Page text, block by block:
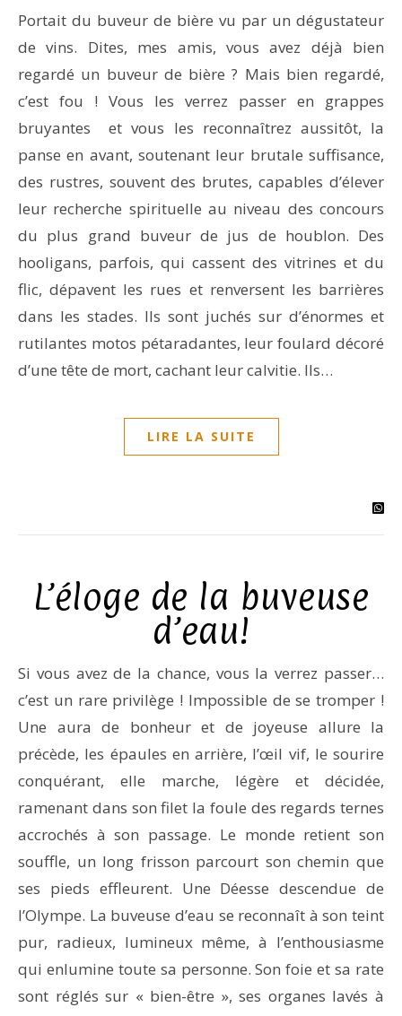
Portait du buveur de bière vu par un dégustateur
de vins. Dites, mes amis, vous avez déjà bien
regardé un buveur de bière ? Mais bien regardé,
c’est fou ! Vous les verrez passer en grappes
bruyantes et vous les reconnaîtrez aussitôt, la
panse en avant, soutenant leur brutale suffisance,
des rustres, souvent des brutes, capables d’élever
leur recherche spirituelle au niveau des concours
du plus grand buveur de jus de houblon. Des
hooligans, parfois, qui cassent des vitrines et du
flic, dépavent les rues et renversent les barrières
dans les stades. Ils sont juchés sur d’énormes et
rutilantes motos pétaradantes, leur foulard décoré
d’une tête de mort, cachant leur calvitie. Ils…
LIRE LA SUITE
L’éloge de la buveuse
d’eau!
Si vous avez de la chance, vous la verrez passer…
c’est un rare privilège ! Impossible de se tromper !
Une aura de bonheur et de joyeuse allure la
précède, les épaules en arrière, l’œil vif, le sourire
conquérant, elle marche, légère et décidée,
ramenant dans son filet la foule des regards ternes
accrochés à son passage. Le monde retient son
souffle, un long frisson parcourt son chemin que
ses pieds effleurent. Une Déesse descendue de
l’Olympe. La buveuse d’eau se reconnaît à son teint
pur, radieux, lumineux même, à l’enthousiasme
qui enlumine toute sa personne. Son foie et sa rate
sont réglés sur « bien-être », ses organes lavés à